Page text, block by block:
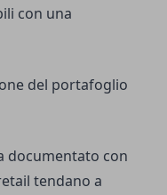
con una
del portafoglio
documentato con
tendano a